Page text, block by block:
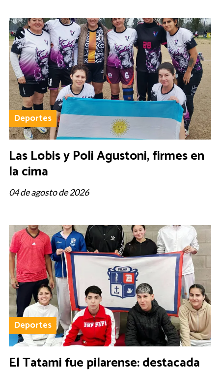
Las Lobis y Poli Agustoni, firmes en
la cima
Deportes
04 de agosto de 2026
El Tatami fue pilarense: destacada
Deportes